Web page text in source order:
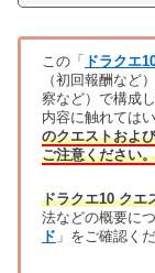
この「 ドラクエ
（初回報酬など
察など）で構成
内容に触れては
のクエストおよ
ご注意ください。
ドラクエ10 クエ
法などの概要に
ド 」をご確認くだ